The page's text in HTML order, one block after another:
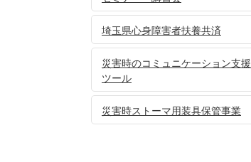
埼玉県心身障害者扶養共済
災害時のコミュニケーション支援
ツール
災害時ストーマ用装具保管事業